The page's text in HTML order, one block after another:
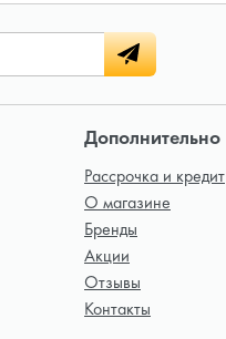
Дополнительно
Рассрочка и кредит
О магазине
Бренды
Акции
Отзывы
Контакты